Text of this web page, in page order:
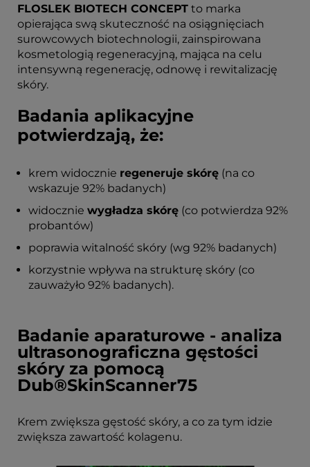
FLOSLEK BIOTECH CONCEPT to marka
opierająca swą skuteczność na osiągnięciach
surowcowych biotechnologii, zainspirowana
kosmetologią regeneracyjną, mająca na celu
intensywną regenerację, odnowę i rewitalizację
skóry.
Badania aplikacyjne
potwierdzają, że:
krem widocznie regeneruje skórę (na co
wskazuje 92% badanych)
widocznie wygładza skórę (co potwierdza 92%
probantów)
poprawia witalność skóry (wg 92% badanych)
korzystnie wpływa na strukturę skóry (co
zauważyło 92% badanych).
Badanie aparaturowe - analiza
ultrasonograficzna gęstości
skóry za pomocą
Dub®SkinScanner75
Krem zwiększa gęstość skóry, a co za tym idzie
zwiększa zawartość kolagenu.